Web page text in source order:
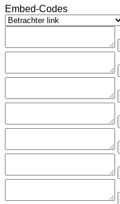
Embed-Codes